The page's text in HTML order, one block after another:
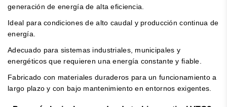
generación de energía de alta eficiencia.
Ideal para condiciones de alto caudal y producción continua de
energía.
Adecuado para sistemas industriales, municipales y
energéticos que requieren una energía constante y fiable.
Fabricado con materiales duraderos para un funcionamiento a
largo plazo y con bajo mantenimiento en entornos exigentes.